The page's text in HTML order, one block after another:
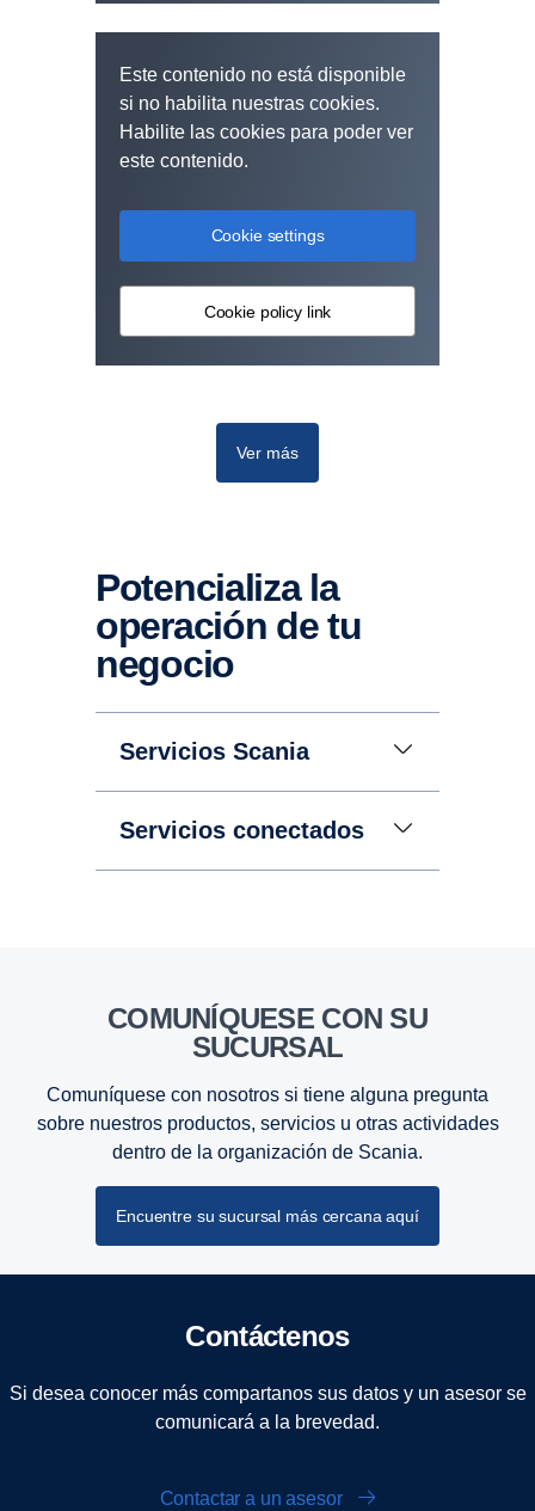
Este contenido no está disponible
si no habilita nuestras cookies.
Habilite las cookies para poder ver
este contenido.
Cookie settings
Cookie policy link
Ver más
Potencializa la
operación de tu
negocio
Servicios Scania
Servicios conectados
COMUNÍQUESE CON SU
SUCURSAL
Comuníquese con nosotros si tiene alguna pregunta
sobre nuestros productos, servicios u otras actividades
dentro de la organización de Scania.
Encuentre su sucursal más cercana aquí
Contáctenos
Si desea conocer más compartanos sus datos y un asesor se
comunicará a la brevedad.
Contactar a un asesor